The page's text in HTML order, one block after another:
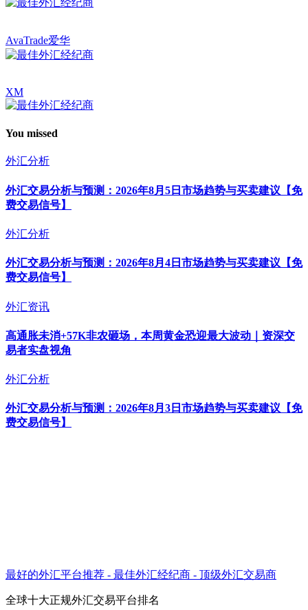
AvaTrade爱华
XM
You missed
外汇分析
外汇交易分析与预测：2026年8月5日市场趋势与买卖建议【免
费交易信号】
外汇分析
外汇交易分析与预测：2026年8月4日市场趋势与买卖建议【免
费交易信号】
外汇资讯
高通胀未消+57K非农砸场，本周黄金恐迎最大波动｜资深交
易者实盘视角
外汇分析
外汇交易分析与预测：2026年8月3日市场趋势与买卖建议【免
费交易信号】
最好的外汇平台推荐 - 最佳外汇经纪商 - 顶级外汇交易商
全球十大正规外汇交易平台排名